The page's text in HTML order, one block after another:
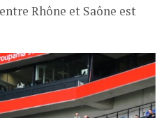
Rhône et Saône est